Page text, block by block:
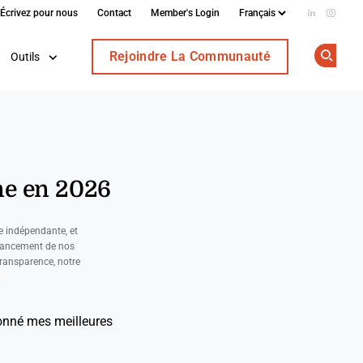
Écrivez pour nous Contact Member's Login Add us
Outils Rejoindre La Communauté
en 2026
indépendante, et
de nos
notre
mes meilleures